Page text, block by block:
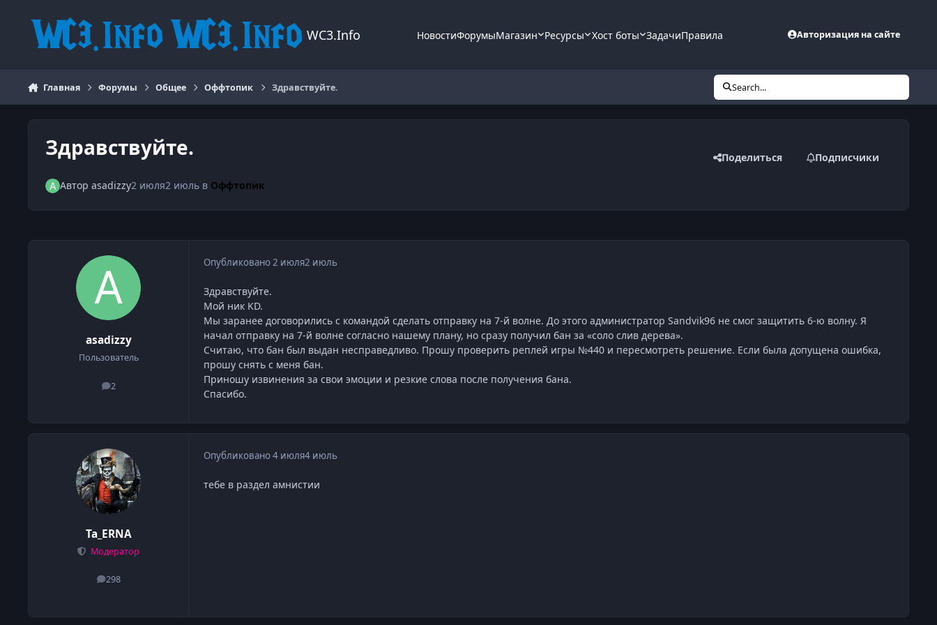
WC3.Info НовостиФорумыМагазин Ресурсы Хост боты ЗадачиПравила Авторизация на сайте
Главная Форумы Общее Оффтопик Здравствуйте. Search...
Здравствуйте. Поделиться Подписчики
Автор asadizzy2 июля2 июльв Оффтопик
asadizzy
Пользователь
2
сообщения
Опубликовано 2 июля2 июль
Здравствуйте.
Мой ник KD.
Мы заранее договорились с командой сделать отправку на 7-й волне. До этого администратор Sandvik96 не смог защитить 6-ю волну. Я
начал отправку на 7-й волне согласно нашему плану, но сразу получил бан за «соло слив дерева».
Считаю, что бан был выдан несправедливо. Прошу проверить реплей игры №440 и пересмотреть решение. Если была допущена ошибка,
прошу снять с меня бан.
Приношу извинения за свои эмоции и резкие слова после получения бана.
Спасибо.
Ta_ERNA
Модератор
298
сообщения
Опубликовано4 июля4 июль
тебе в раздел амнистии